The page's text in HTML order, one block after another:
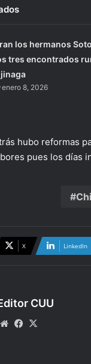
los hermanos
tres encontrados
enero 8, 2026
hubo reformas
pues los días
X LinkedIn
CUU
WebsiteFacebook